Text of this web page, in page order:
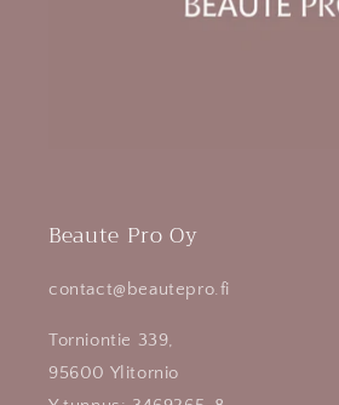
Beaute Pro Oy
contact@beautepro.fi
Torniontie 339,
95600 Ylitornio